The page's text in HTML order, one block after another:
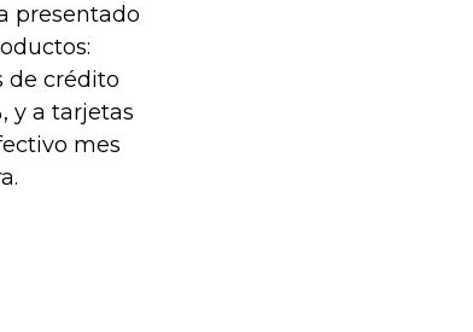
presentado
de crédito
y a tarjetas
mes